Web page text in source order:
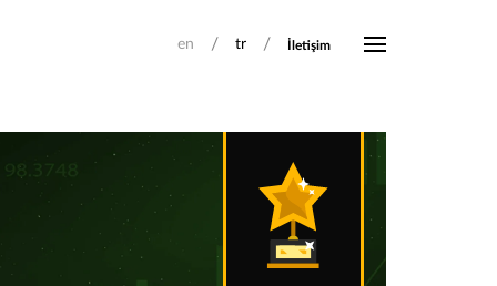
en / tr / İletişim